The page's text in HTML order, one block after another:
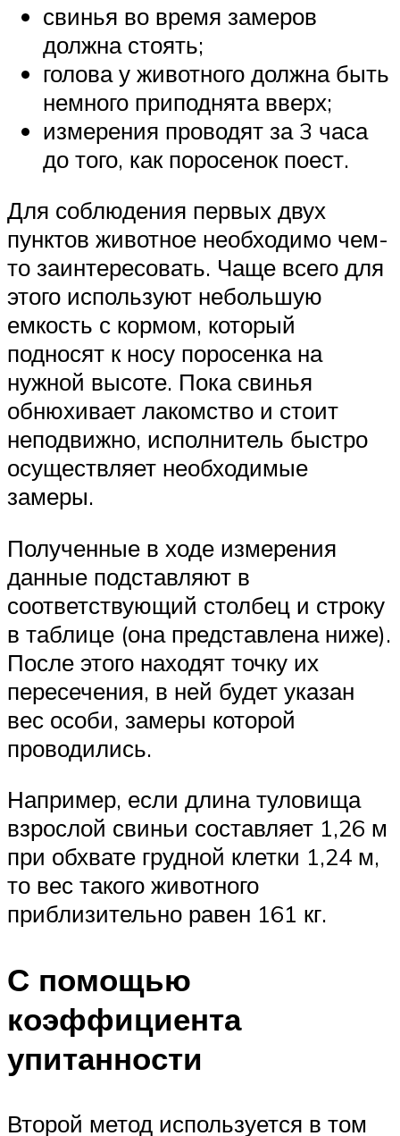
свинья во время замеров
должна стоять;
голова у животного должна быть
немного приподнята вверх;
измерения проводят за 3 часа
до того, как поросенок поест.
Для соблюдения первых двух
пунктов животное необходимо чем-
то заинтересовать. Чаще всего для
этого используют небольшую
емкость с кормом, который
подносят к носу поросенка на
нужной высоте. Пока свинья
обнюхивает лакомство и стоит
неподвижно, исполнитель быстро
осуществляет необходимые
замеры.
Полученные в ходе измерения
данные подставляют в
соответствующий столбец и строку
в таблице (она представлена ниже).
После этого находят точку их
пересечения, в ней будет указан
вес особи, замеры которой
проводились.
Например, если длина туловища
взрослой свиньи составляет 1,26 м
при обхвате грудной клетки 1,24 м,
то вес такого животного
приблизительно равен 161 кг.
С помощью
коэффициента
упитанности
Второй метод используется в том